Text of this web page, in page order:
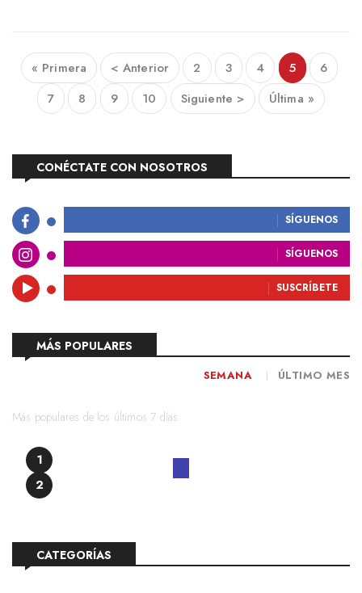
« Primera < Anterior 2 3 4 5
6
7
8 9 10 Siguiente > Última »
CONÉCTATE CON NOSOTROS
SÍGUENOS
SÍGUENOS
SUSCRÍBETE
MÁS POPULARES
SEMANA ÚLTIMO MES
Más populares de los últimos 7 días
1
2
CATEGORÍAS